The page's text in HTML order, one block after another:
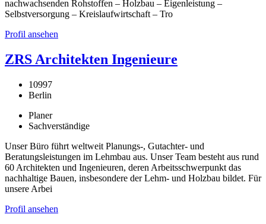
nachwachsenden Rohstoffen – Holzbau – Eigenleistung –
Selbstversorgung – Kreislaufwirtschaft – Tro
Profil ansehen
ZRS Architekten Ingenieure
10997
Berlin
Planer
Sachverständige
Unser Büro führt weltweit Planungs-, Gutachter- und
Beratungsleistungen im Lehmbau aus. Unser Team besteht aus rund
60 Architekten und Ingenieuren, deren Arbeitsschwerpunkt das
nachhaltige Bauen, insbesondere der Lehm- und Holzbau bildet. Für
unsere Arbei
Profil ansehen